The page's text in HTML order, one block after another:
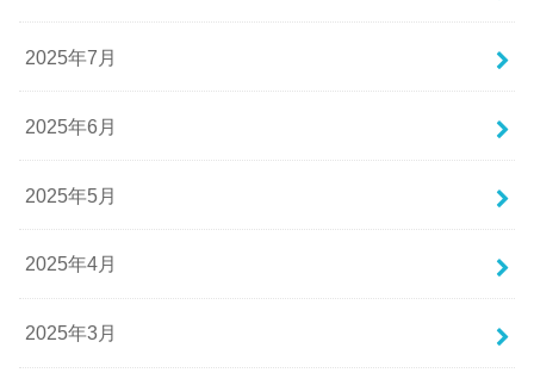
2025年7月
2025年6月
2025年5月
2025年4月
2025年3月